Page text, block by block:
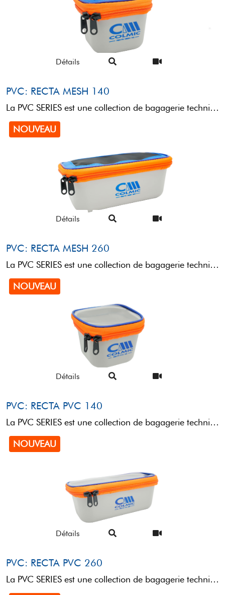
Détails
PVC: RECTA MESH 140
La PVC SERIES est une collection de bagagerie technique conçue pour le transport et le rangement de ...
Détails
NOUVEAU
PVC: RECTA MESH 260
La PVC SERIES est une collection de bagagerie technique conçue pour le transport et le rangement de ...
Détails
NOUVEAU
PVC: RECTA PVC 140
La PVC SERIES est une collection de bagagerie technique conçue pour le transport et le rangement de ...
Détails
NOUVEAU
PVC: RECTA PVC 260
La PVC SERIES est une collection de bagagerie technique conçue pour le transport et le rangement de ...